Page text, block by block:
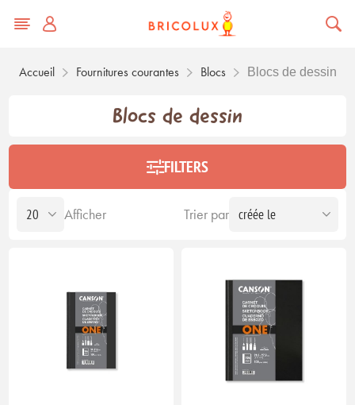
Accueil Fournitures courantes Blocs Blocs de dessin
Blocs de dessin
FILTERS
Trier par
Afficher